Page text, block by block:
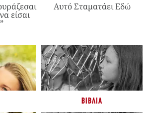
είσαι
Αυτό Σταματάει Εδώ
ΒΙΒΛΊΑ